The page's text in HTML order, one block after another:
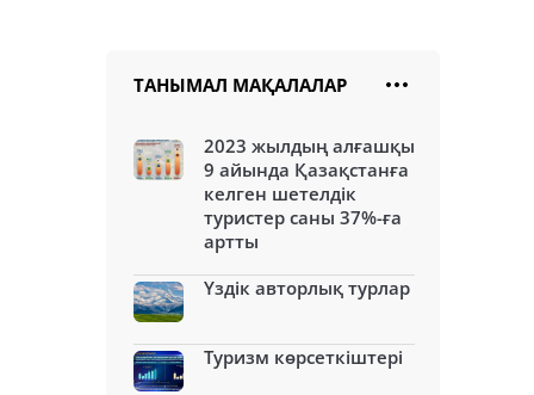
ТАНЫМАЛ МАҚАЛАЛАР
2023 жылдың алғашқы
9 айында Қазақстанға
келген шетелдік
туристер саны 37%-ға
артты
Үздік авторлық турлар
Туризм көрсеткіштері